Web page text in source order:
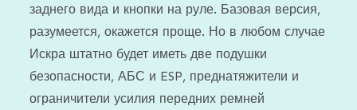
заднего вида и кнопки на руле. Базовая версия,
разумеется, окажется проще. Но в любом случае
Искра штатно будет иметь две подушки
безопасности, АБС и ESP, преднатяжители и
ограничители усилия передних ремней